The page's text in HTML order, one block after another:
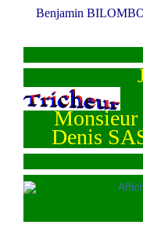
Benjamin
Denis